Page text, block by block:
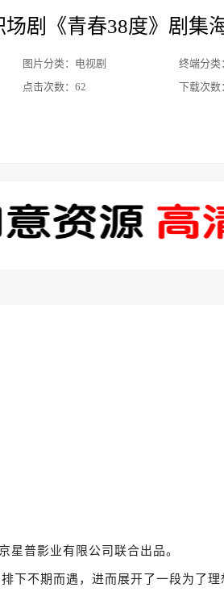
场剧《青春38度》剧集
图片分类：电视剧
终端分类
点击次数： 62 下载次数
星普影业有限公司联合出品。
下不期而遇，进而展开了一段为了